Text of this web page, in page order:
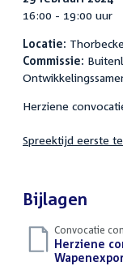
16:00 - 19:00 uur
Locatie:
Commissie:
Herziene
Spreektijd eerste
Bijlagen
Convocatie
Download
bestand:
Herziene